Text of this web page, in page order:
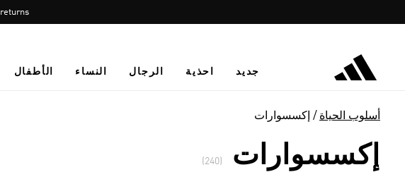
جديد احذية الرجال النساء الأطفال
أسلوب الحياة إكسسوارات
إكسسوارات (240)